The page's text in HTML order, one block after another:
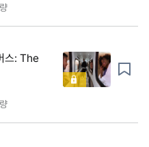
스: The